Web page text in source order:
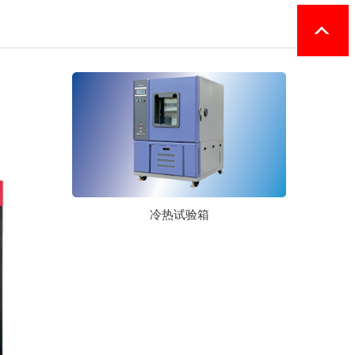
冷热试验箱